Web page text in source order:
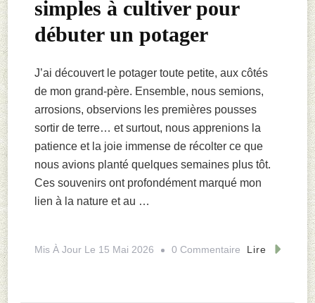
simples à cultiver pour
débuter un potager
J’ai découvert le potager toute petite, aux côtés
de mon grand-père. Ensemble, nous semions,
arrosions, observions les premières pousses
sortir de terre… et surtout, nous apprenions la
patience et la joie immense de récolter ce que
nous avions planté quelques semaines plus tôt.
Ces souvenirs ont profondément marqué mon
lien à la nature et au …
Mis À Jour Le 15 Mai 2026 0 Commentaire Sur
Lire